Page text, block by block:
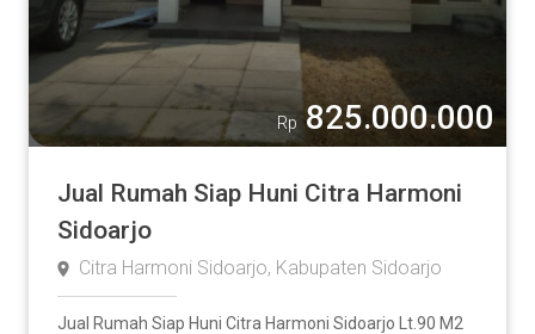
Rp 825.000.000
Jual Rumah Siap Huni Citra Harmoni
Sidoarjo
Citra Harmoni Sidoarjo, Kabupaten Sidoarjo
Jual Rumah Siap Huni Citra Harmoni Sidoarjo Lt.90 M2